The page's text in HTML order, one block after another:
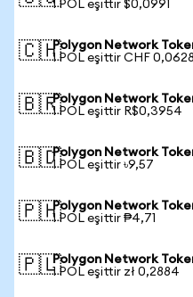
1 POL eşittir $0,0991
🇨🇭Polygon Network
1 POL eşittir CHF 0,0628
🇧🇷Polygon Network
1 POL eşittir R$0,3954
🇧🇩Polygon Network
1 POL eşittir ৳9,57
🇵🇭Polygon Network
1 POL eşittir ₱4,71
🇵🇱Polygon Network
1 POL eşittir zł 0,2884